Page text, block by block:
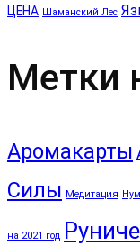
ЦЕНА Шаманский Лес
Метки
Аромакарты
Силы Медитация
на 2021 год